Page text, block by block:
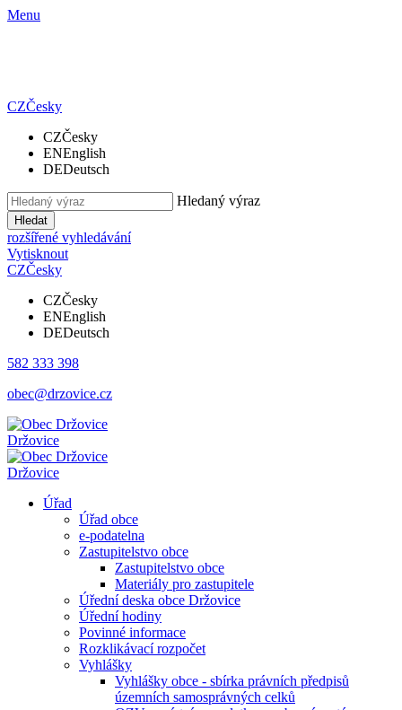
Menu
CZČesky
CZČesky
ENEnglish
DEDeutsch
Hledaný výraz
Hledat
rozšířené vyhledávání
Vytisknout
CZČesky
CZČesky
ENEnglish
DEDeutsch
582 333 398
obec@drzovice.cz
Držovice
Držovice
Úřad
Úřad obce
e-podatelna
Zastupitelstvo obce
Zastupitelstvo obce
Materiály pro zastupitele
Úřední deska obce Držovice
Úřední hodiny
Povinné informace
Rozklikávací rozpočet
Vyhlášky
Vyhlášky obce - sbírka právních předpisů
územních samosprávných celků